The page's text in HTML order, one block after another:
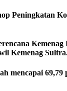
Peningkatan
Kemenag
mencapai